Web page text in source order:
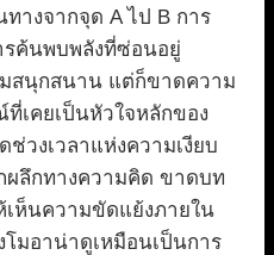
างจากจุด A ไป B การ
ค้นพบพลังที่ซ่อนอยู่
สนุกสนาน แต่ก็ขาดความ
เคยเป็นหัวใจหลักของ
วงเวลาแห่งความเงียบ
ผลึกทางความคิด ขาดบท
เห็นความขัดแย้งภายใน
โมอาน่าดูเหมือนเป็นการ